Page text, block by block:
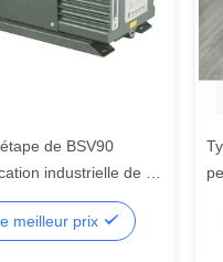
de BSV90
industrielle de la
vide
meilleur prix